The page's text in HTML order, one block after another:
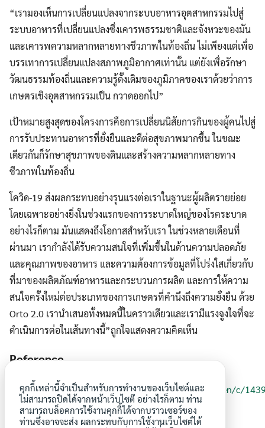
“เรามองเห็นการเปลี่ยนแปลงจากระบบอาหารอุตสาหกรรมไปสู่
ระบบอาหารที่เปลี่ยนแปลงซึ่งเคารพธรรมชาติและจังหวะของมัน
และเคารพความหลากหลายทางชีวภาพในท้องถิ่น ไม่เพียงแต่เพื่อ
บรรเทาการเปลี่ยนแปลงสภาพภูมิอากาศเท่านั้น แต่ยังเพื่อรักษา
วัฒนธรรมท้องถิ่นและความรู้ดั้งเดิมของภูมิภาคของเราด้วยว่าการ
เกษตรเชิงอุตสาหกรรมเป็น กวาดออกไป”
เป้าหมายสูงสุดของโครงการคือการเปลี่ยนนิสัยการกินของผู้คนไปสู่
การรับประทานอาหารที่ยั่งยืนและดีต่อสุขภาพมากขึ้น ในขณะ
เดียวกันก็รักษาสุขภาพของดินและสร้างความหลากหลายทาง
ชีวภาพในท้องถิ่น
โควิด-19 ส่งผลกระทบอย่างรุนแรงต่อเราในฐานะผู้ผลิตรายย่อย
โดยเฉพาะอย่างยิ่งในช่วงแรกของการระบาดใหญ่ของโรคระบาด
อย่างไรก็ตาม มันแสดงถึงโอกาสสำหรับเรา ในช่วงหลายเดือนที่
ผ่านมา เรากำลังได้รับความสนใจที่เพิ่มขึ้นในด้านความปลอดภัย
และคุณภาพของอาหาร และความต้องการข้อมูลที่โปร่งใสเกี่ยวกับ
ที่มาของผลิตภัณฑ์อาหารและกระบวนการผลิต และการให้ความ
สนใจครั้งใหม่ต่อประเภทของการเกษตรที่คำนึงถึงความยั่งยืน ด้วย
Orto 2.0 เรานำเสนอทั้งหมดนี้ในคราวเดียวและเรามีแรงจูงใจที่จะ
ดำเนินการต่อในเส้นทางนี้”ถูกใจแสดงความคิดเห็น
Reference
https://www.fao.org/agroecology/database/detail/en/c/
คุกกี้เหล่านี้จำเป็นสำหรับการทำงานของเว็บไซต์และ
ไม่สามารถปิดได้จากหน้าเว็บไซต๊ อย่างไรก็ตาม ท่าน
สามารถบล็อคการใช้งานคุกกี้ได้จากบราวเซอร์ของ
ท่านซึ่งอาจจะส่ง ผลกระทบกับการใช้งานเว็บไซต์ได้